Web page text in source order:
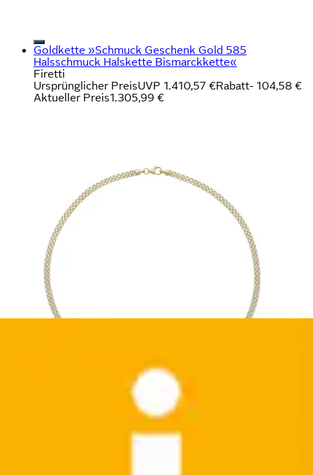
Goldkette »Schmuck Geschenk Gold 585
Halsschmuck Halskette Bismarckkette«
Firetti
Ursprünglicher PreisUVP 1.410,57 €Rabatt- 104,58 €
Aktueller Preis1.305,99 €